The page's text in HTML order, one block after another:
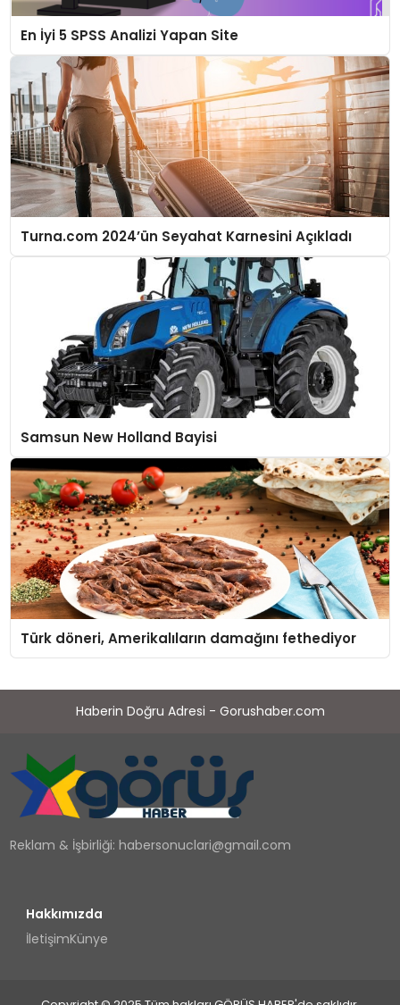
En İyi 5 SPSS Analizi Yapan Site
Turna.com 2024’ün Seyahat Karnesini Açıkladı
Samsun New Holland Bayisi
Türk döneri, Amerikalıların damağını fethediyor
Haberin Doğru Adresi - Gorushaber.com
Reklam & İşbirliği:habersonuclari@gmail.com
Hakkımızda
İletişimKünye